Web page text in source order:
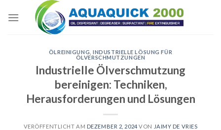
ÖLREINIGUNG ,INDUSTRIELLE LÖSUNG FÜR
ÖLVERSCHMUTZUNGEN
Industrielle Ölverschmutzung
bereinigen: Techniken,
Herausforderungen und Lösungen
VERÖFFENTLICHT AM DEZEMBER 2, 2024 VON JAIMY DE VRIES